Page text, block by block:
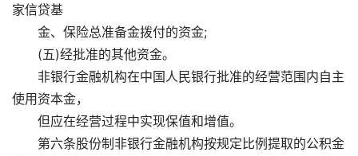
家信贷基
金、保险总准备金拨付的资金;
(五)经批准的其他资金。
非银行金融机构在中国人民银行批准的经营范围内自主
使用资本金，
但应在经营过程中实现保值和增值。
第六条股份制非银行金融机构按规定比例提取的公积金